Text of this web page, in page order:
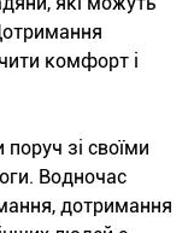
комфорт і
зі своїми
Водночас
дотримання